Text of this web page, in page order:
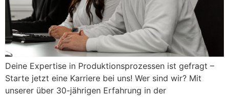
Deine Expertise in Produktionsprozessen ist gefragt –
Starte jetzt eine Karriere bei uns! Wer sind wir? Mit
unserer über 30-jährigen Erfahrung in der